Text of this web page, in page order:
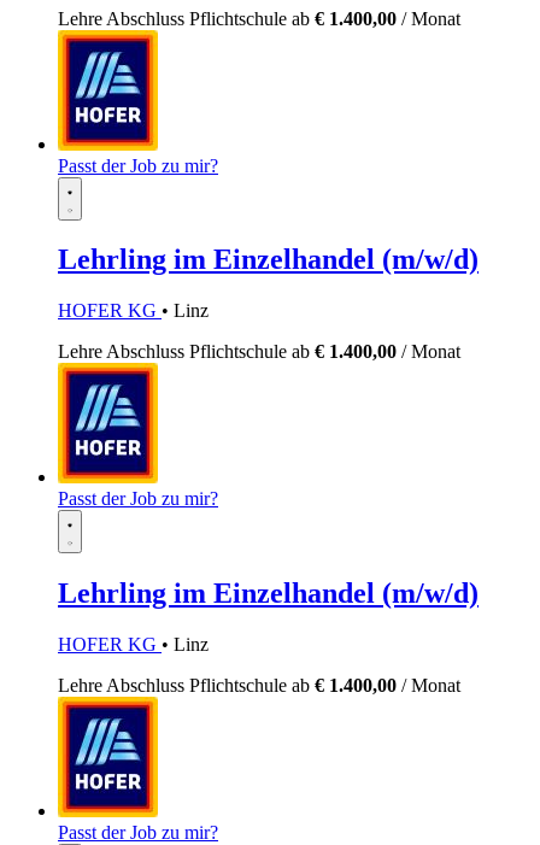
Lehre Abschluss Pflichtschule ab € 1.400,00 / Monat
Passt der Job zu mir?
Lehrling im Einzelhandel (m/w/d)
HOFER KG • Linz
Lehre Abschluss Pflichtschule ab € 1.400,00 / Monat
Passt der Job zu mir?
Lehrling im Einzelhandel (m/w/d)
HOFER KG • Linz
Lehre Abschluss Pflichtschule ab € 1.400,00 / Monat
Passt der Job zu mir?